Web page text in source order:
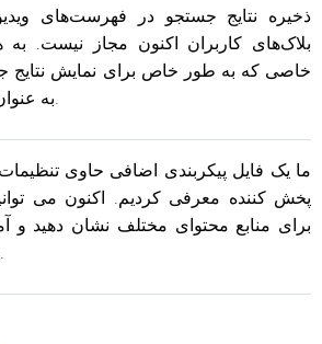
ذخیره نتایج جستجو در فهرست‌های
بلاک‌های کاربران اکنون مجاز نیست.
خاصی که به طور خاص برای نمایش نتایج
به عنوان غیر ضروری رد شدند.
ما یک فایل پیکربندی اضافی حاوی
پخش کننده معرفی کردیم. اکنون می
برای منابع محتوای مختلف نشان دهید و
پاپ آپ را بررسی کنید.